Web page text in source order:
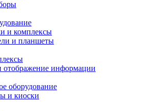
и комплексы
и планшеты
отображение информации
оборудование
и киоски